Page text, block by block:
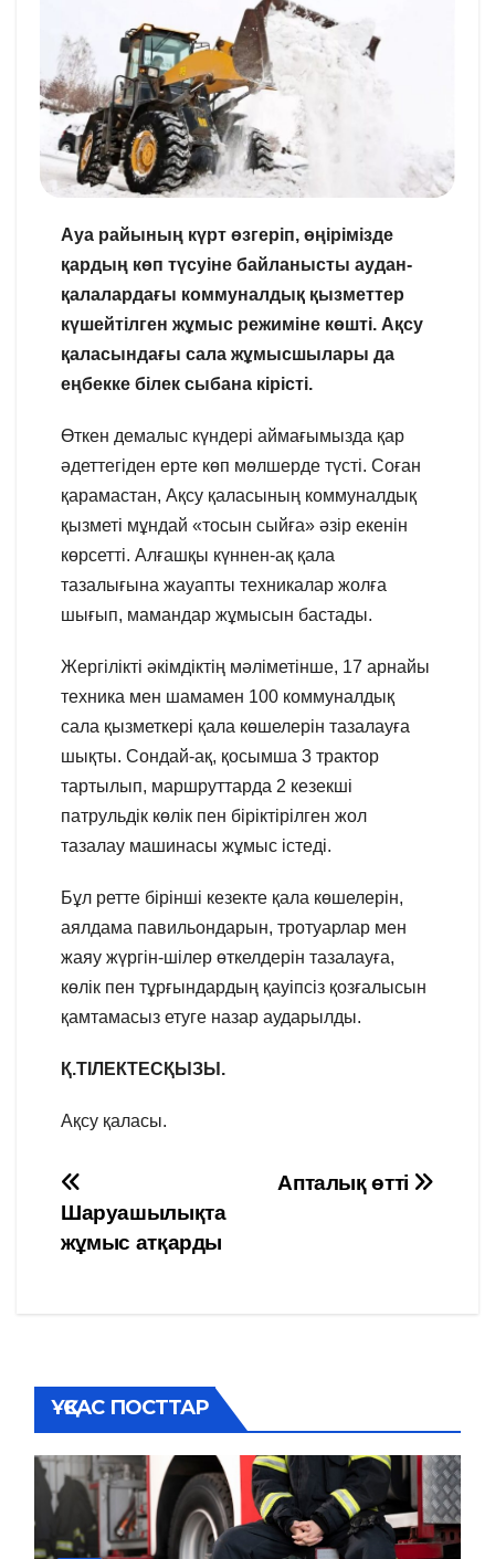
Ауа райының күрт өзгеріп, өңірімізде
қардың көп түсуіне байланысты аудан-
қалалардағы коммуналдық қызметтер
күшейтілген жұмыс режиміне көшті. Ақсу
қаласындағы сала жұмысшылары да
еңбекке білек сыбана кірісті.
Өткен демалыс күндері аймағымызда қар
әдеттегіден ерте көп мөлшерде түсті. Соған
қарамастан, Ақсу қаласының коммуналдық
қызметі мұндай «тосын сыйға» әзір екенін
көрсетті. Алғашқы күннен-ақ қала
тазалығына жауапты техникалар жолға
шығып, мамандар жұмысын бастады.
Жергілікті әкімдіктің мәліметінше, 17 арнайы
техника мен шамамен 100 коммуналдық
сала қызметкері қала көшелерін тазалауға
шықты. Сондай-ақ, қосымша 3 трактор
тартылып, маршруттарда 2 кезекші
патрульдік көлік пен біріктірілген жол
тазалау машинасы жұмыс істеді.
Бұл ретте бірінші кезекте қала көшелерін,
аялдама павильондарын, тротуарлар мен
жаяу жүргін-шілер өткелдерін тазалауға,
көлік пен тұрғындардың қауіпсіз қозғалысын
қамтамасыз етуге назар аударылды.
Қ.ТІЛЕКТЕСҚЫЗЫ.
Ақсу қаласы.
Навигация
по
Апталық өтті
Шаруашылықта
жұмыс атқарды
ҰҚСАС ПОСТТАР